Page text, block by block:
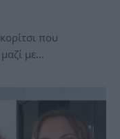
που
με…